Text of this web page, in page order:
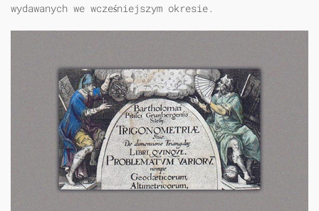
wydawanych we wcześniejszym okresie.